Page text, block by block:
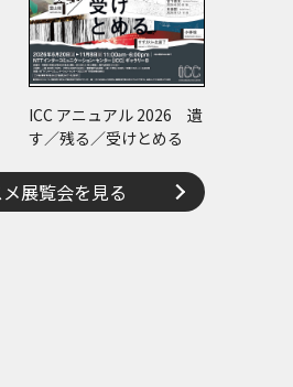
ICC アニュアル 2026 遺
す／残る／受けとめる
展覧会を見る